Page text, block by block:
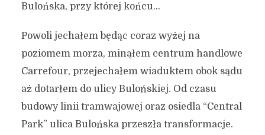
Bulońska, przy której końcu…
Powoli jechałem będąc coraz wyżej na
poziomem morza, minąłem centrum handlowe
Carrefour, przejechałem wiaduktem obok sądu
aż dotarłem do ulicy Bulońskiej. Od czasu
budowy linii tramwajowej oraz osiedla “Central
Park” ulica Bulońska przeszła transformacje.